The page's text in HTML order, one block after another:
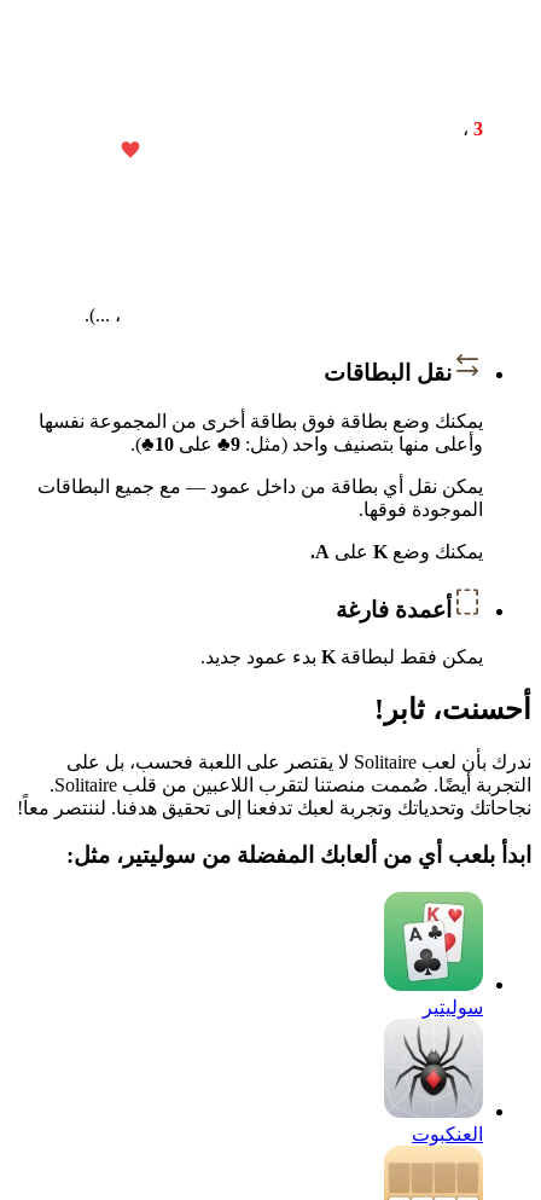
، 3
، ...).
نقل البطاقات
يمكنك وضع بطاقة فوق بطاقة أخرى من المجموعة نفسها
وأعلى منها بتصنيف واحد (مثل: 9♣ على 10♣
).
يمكن نقل أي بطاقة من داخل عمود — مع جميع البطاقات
الموجودة فوقها.
يمكنك وضع K على A.
أعمدة فارغة
يمكن فقط لبطاقة K بدء عمود جديد.
أحسنت، ثابر!
ندرك بأن لعب Solitaire لا يقتصر على اللعبة فحسب، بل على
التجربة أيضًا. صُممت منصتنا لتقرب اللاعبين من قلب Solitaire.
نجاحاتك وتحدياتك وتجربة لعبك تدفعنا إلى تحقيق هدفنا. لننتصر معاً!
ابدأ بلعب أي من ألعابك المفضلة من سوليتير، مثل:
سوليتير
العنكبوت